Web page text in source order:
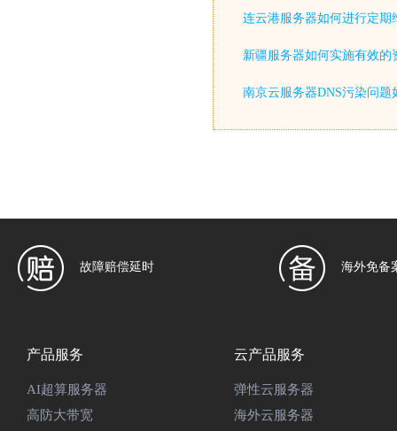
连云港服务器如何进行定期
新疆服务器如何实施有效的
南京云服务器DNS污染问题
故障赔偿延时 海外免备
产品服务
AI超算服务器
高防大带宽
云产品服务
弹性云服务器
海外云服务器